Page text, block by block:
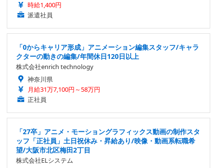
時給1,400円
派遣社員
「0からキャリア形成」アニメーション編集スタッフ/キャラ
クターの動きの編集/年間休日120日以上
株式会社enrich technology
神奈川県
月給31万7,100円～58万円
正社員
「27卒」アニメ・モーショングラフィックス動画の制作スタ
ッフ「正社員」土日祝休み・昇給あり/映像・動画系転職希
望/大阪市北区梅田2丁目
株式会社ELシステム